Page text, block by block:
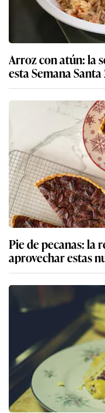
Arroz con atún: la
esta Semana
Pie de pecanas: la
aprovechar estas